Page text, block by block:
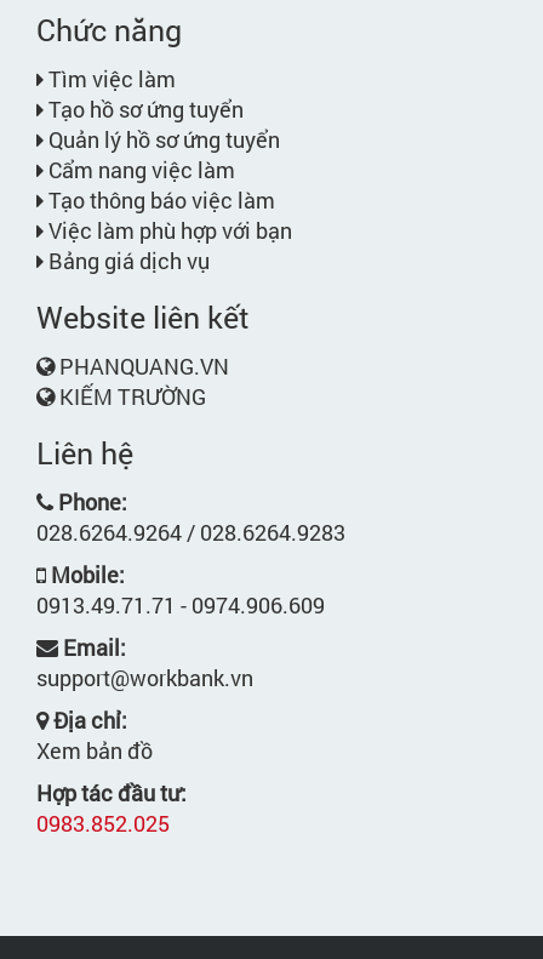
Chức năng
Tìm việc làm
Tạo hồ sơ ứng tuyển
Quản lý hồ sơ ứng tuyển
Cẩm nang việc làm
Tạo thông báo việc làm
Việc làm phù hợp với bạn
Bảng giá dịch vụ
Website liên kết
PHANQUANG.VN
KIẾM TRƯỜNG
Liên hệ
Phone:
028.6264.9264 / 028.6264.9283
Mobile:
0913.49.71.71 - 0974.906.609
Email:
support@workbank.vn
Địa chỉ:
Xem bản đồ
Hợp tác đầu tư:
0983.852.025